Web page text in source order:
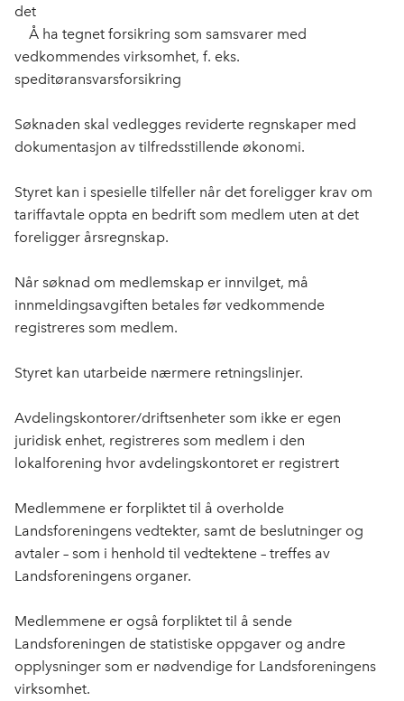
det
Å ha tegnet forsikring som samsvarer med
vedkommendes virksomhet, f. eks.
speditøransvarsforsikring
Søknaden skal vedlegges reviderte regnskaper med
dokumentasjon av tilfredsstillende økonomi.
Styret kan i spesielle tilfeller når det foreligger krav om
tariffavtale oppta en bedrift som medlem uten at det
foreligger årsregnskap.
Når søknad om medlemskap er innvilget, må
innmeldingsavgiften betales før vedkommende
registreres som medlem.
Styret kan utarbeide nærmere retningslinjer.
Avdelingskontorer/driftsenheter som ikke er egen
juridisk enhet, registreres som medlem i den
lokalforening hvor avdelingskontoret er registrert
Medlemmene er forpliktet til å overholde
Landsforeningens vedtekter, samt de beslutninger og
avtaler – som i henhold til vedtektene – treffes av
Landsforeningens organer.
Medlemmene er også forpliktet til å sende
Landsforeningen de statistiske oppgaver og andre
opplysninger som er nødvendige for Landsforeningens
virksomhet.